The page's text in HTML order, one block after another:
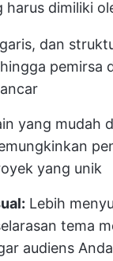
dimiliki
dan
pemirsa
yang mudah
yang unik
Lebih
tema
audiens